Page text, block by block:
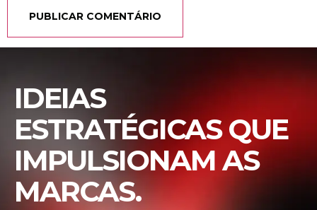
IDEIAS
ESTRATÉGICAS QUE
IMPULSIONAM AS
MARCAS.